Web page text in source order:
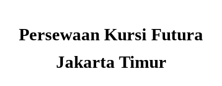
Persewaan Kursi Futura
Jakarta Timur